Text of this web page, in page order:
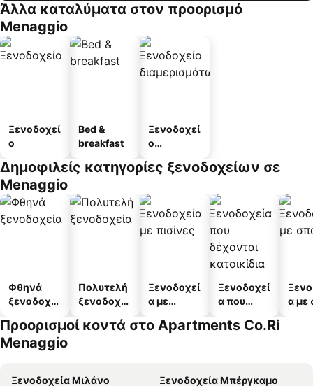
Άλλα καταλύματα στον προορισμό
Menaggio
Ξενοδοχεί
ο
Bed &
breakfast
Ξενοδοχεί
ο
άτων
Δημοφιλείς κατηγορίες ξενοδοχείων σε
Menaggio
Φθηνά
ξενοδοχεί
Πολυτελή
ξενοδοχεί
Ξενοδοχεί
α με
Ξενοδοχεί
α που
κατοικίδι
α με
Προορισμοί κοντά στο Apartments Co.Ri
Menaggio
Ξενοδοχεία Μιλάνο
Ξενοδοχεία Μπέργκαμο